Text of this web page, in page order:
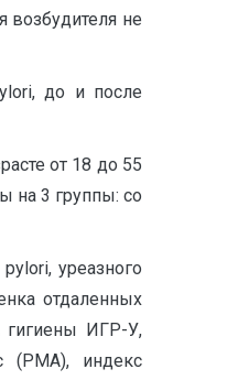
возбудителя не
до и после
от 18 до 55
на 3 группы: со
уреазного
отдаленных
гигиены ИГР-У,
(РМА), индекс